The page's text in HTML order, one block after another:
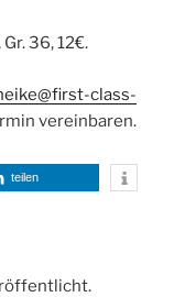
36, 12€.
class-
vereinbaren.
teilen